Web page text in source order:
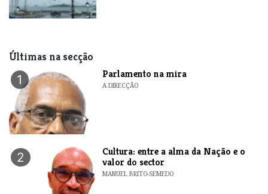
Últimas na secção
1 Parlamento na mira
A DIRECÇÃO
2
Cultura: entre a alma da Nação e o
valor do sector
MANUEL BRITO-SEMEDO